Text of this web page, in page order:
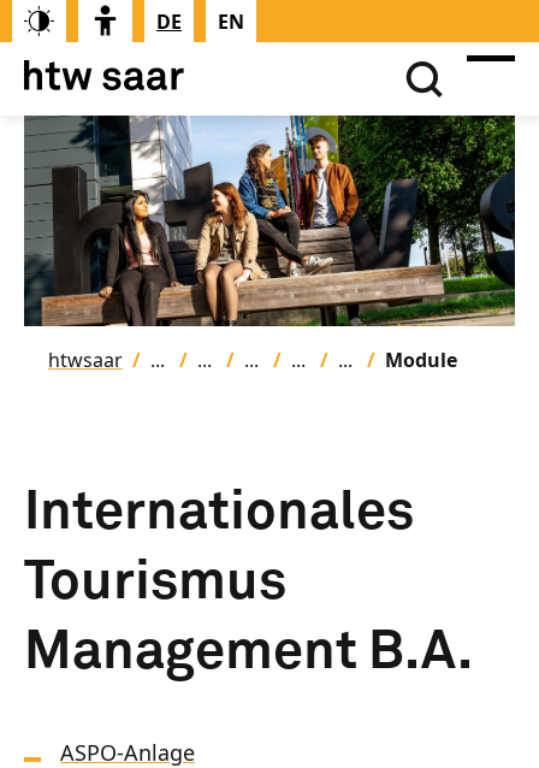
DE EN
htwsaar Module
Internationales
Tourismus
Management B.A.
ASPO-Anlage